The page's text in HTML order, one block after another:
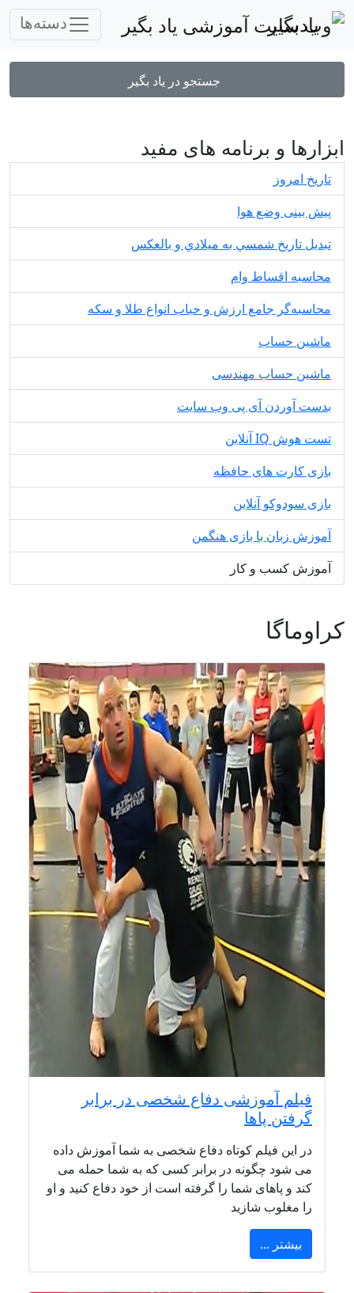
یادبگیر دسته‌ها
جستجو در یاد بگیر
ابزارها و برنامه های مفید
تاریخ امروز
پیش بینی وضع هوا
تبديل تاريخ شمسي به ميلادي و بالعكس
محاسبه اقساط وام
محاسبه‌گر جامع ارزش و حباب انواع طلا و سکه
ماشین حساب
ماشین حساب مهندسی
بدست آوردن آی پی وب سایت
تست هوش IQ آنلاین
بازی کارت های حافظه
بازی سودوکو آنلاین
آموزش زبان با بازی هنگمن
آموزش کسب و کار
کراوماگا
فیلم آموزشی دفاع شخصی در برابر
گرفتن پاها
در این فیلم کوتاه دفاع شخصی به شما آموزش داده
می شود چگونه در برابر کسی که به شما حمله می
کند و پاهای شما را گرفته است از خود دفاع کنید و او
را مغلوب شازید
بیشتر ...